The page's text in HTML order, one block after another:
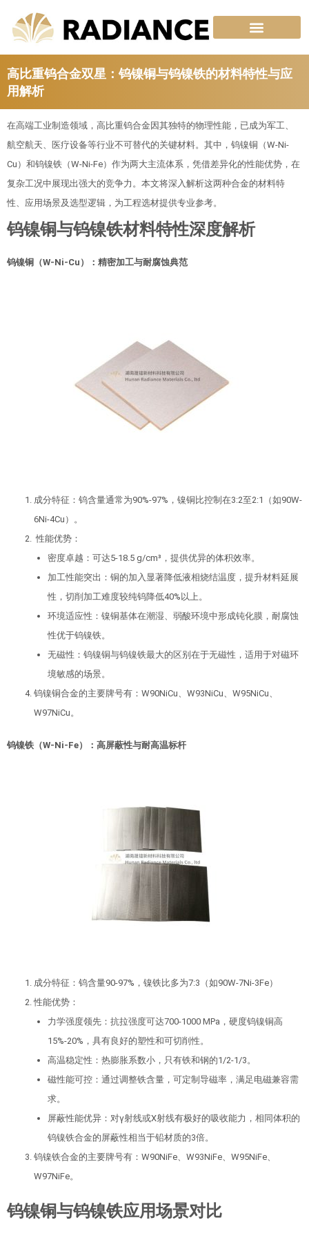
容
高比重钨合金双星：钨镍铜与钨镍铁的材料特性与应
用解析
在高端工业制造领域，高比重钨合金因其独特的物理性能，已成为军工、
航空航天、医疗设备等行业不可替代的关键材料。其中，钨镍铜（W-Ni-
Cu）和钨镍铁（W-Ni-Fe）作为两大主流体系，凭借差异化的性能优势，在
复杂工况中展现出强大的竞争力。本文将深入解析这两种合金的材料特
性、应用场景及选型逻辑，为工程选材提供专业参考。
钨镍铜与钨镍铁材料特性深度解析
钨镍铜（W-Ni-Cu ）：精密加工与耐腐蚀典范
成分特征：钨含量通常为90%-97%，镍铜比控制在3:2至2:1（如90W-
6Ni-4Cu）。
性能优势：
密度卓越：可达5-18.5 g/cm³，提供优异的体积效率。
加工性能突出：铜的加入显著降低液相烧结温度，提升材料延展
性，切削加工难度较纯钨降低40%以上。
环境适应性：镍铜基体在潮湿、弱酸环境中形成钝化膜，耐腐蚀
性优于钨镍铁。
无磁性：钨镍铜与钨镍铁最大的区别在于无磁性，适用于对磁环
境敏感的场景。
钨镍铜合金的主要牌号有：W90NiCu、W93NiCu、W95NiCu、
W97NiCu。
钨镍铁（W-Ni-Fe） ：高屏蔽性与耐高温标杆
成分特征：钨含量90-97%，镍铁比多为7:3（如90W-7Ni-3Fe）
性能优势：
力学强度领先：抗拉强度可达700-1000 MPa，硬度钨镍铜高
15%-20%，具有良好的塑性和可切削性。
高温稳定性：热膨胀系数小，只有铁和钢的1/2-1/3。
磁性能可控：通过调整铁含量，可定制导磁率，满足电磁兼容需
求。
屏蔽性能优异：对γ射线或X射线有极好的吸收能力，相同体积的
钨镍铁合金的屏蔽性相当于铅材质的3倍。
钨镍铁合金的主要牌号有：W90NiFe、W93NiFe、W95NiFe、
W97NiFe。
钨镍铜与钨镍铁应用场景对比